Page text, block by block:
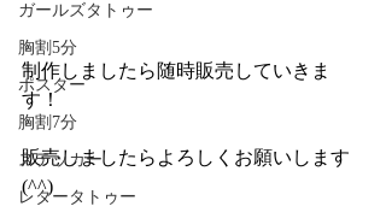
ガールズタトゥー
胸割5分
ポスター
胸割7分
ステッカー
レタータトゥー
制作しましたら随時販売していきま
す！
販売しましたらよろしくお願いします
(^^)